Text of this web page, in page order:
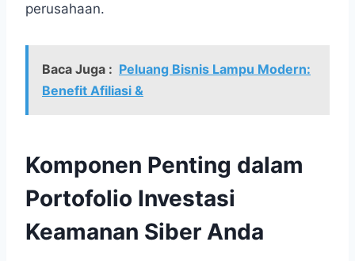
perusahaan.
Baca Juga : Peluang Bisnis Lampu Modern:
Benefit Afiliasi &
Komponen Penting dalam
Portofolio Investasi
Keamanan Siber Anda